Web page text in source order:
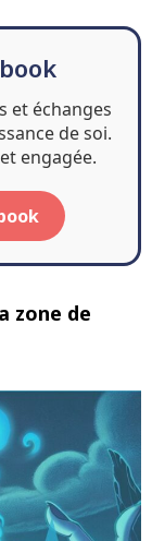
et échanges
de soi.
engagée.
zone de